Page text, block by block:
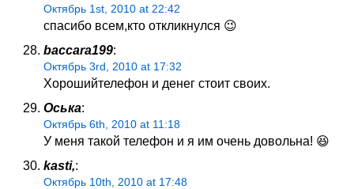
Октябрь 1st, 2010 at 22:42
спасибо всем,кто откликнулся 😉
baccara199:
Октябрь 3rd, 2010 at 17:32
Хорошийтелефон и денег стоит своих.
Оська:
Октябрь 6th, 2010 at 11:18
У меня такой телефон и я им очень довольна! 😆
kasti, :
Октябрь 10th, 2010 at 17:48